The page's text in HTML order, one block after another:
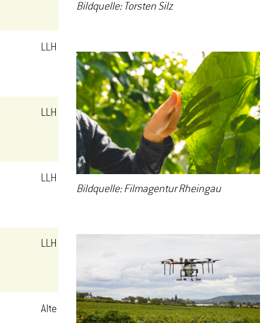
LLH Betriebsgebäude
LLH Betriebsgebäude
LLH Betriebsgebäude
LLH Betriebsgebäude
Alte Phyto, HS 8
Bildquelle: Torsten Silz
Bildquelle: Filmagentur Rheingau